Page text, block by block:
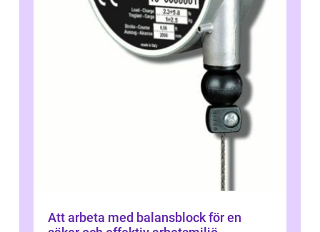
Att arbeta med balansblock för en